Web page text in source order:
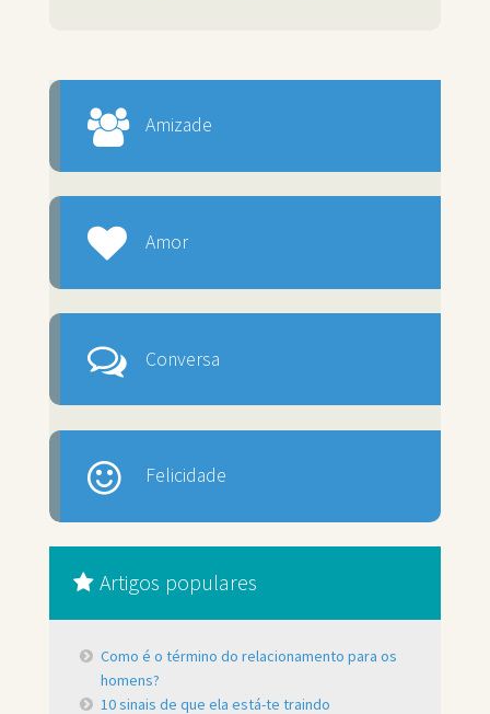
Amizade
Amor
Conversa
Felicidade
Artigos populares
Como é o término do relacionamento para os
homens?
10 sinais de que ela está-te traindo